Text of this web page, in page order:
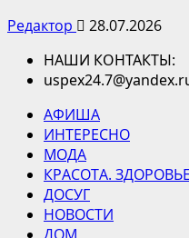
Редактор
28.07.2026
НАШИ КОНТАКТЫ:
АФИША
ИНТЕРЕСНО
МОДА
КРАСОТА. ЗДОРОВЬЕ
ДОСУГ
НОВОСТИ